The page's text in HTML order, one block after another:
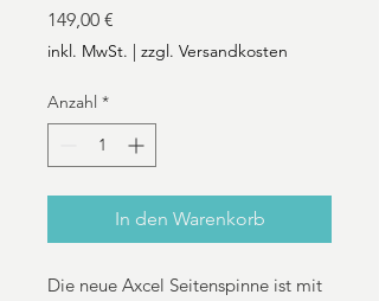
149,00 €
inkl. MwSt. | zzgl. Versandkosten
Anzahl *
In den Warenkorb
Die neue Axcel Seitenspinne ist mit